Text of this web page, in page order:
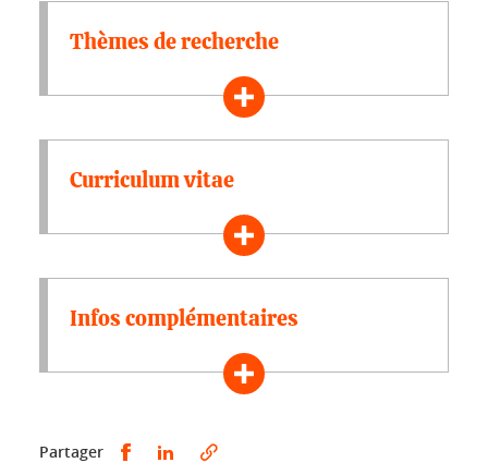
Thèmes de recherche
Curriculum vitae
Infos complémentaires
Partager Partager sur Facebook
Partager sur LinkedIn